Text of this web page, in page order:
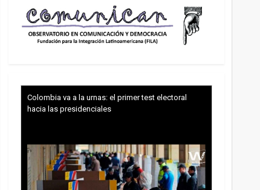
Colombia va a la urnas: el primer test electoral
hacia las presidenciales